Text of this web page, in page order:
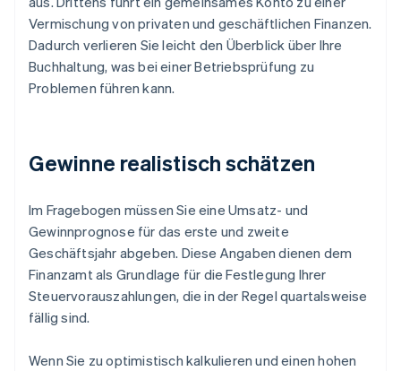
Vermischung von privaten und geschäftlichen Finanzen.
Dadurch verlieren Sie leicht den Überblick über Ihre
Buchhaltung, was bei einer Betriebsprüfung zu
Problemen führen kann.
Gewinne realistisch schätzen
Im Fragebogen müssen Sie eine Umsatz- und
Gewinnprognose für das erste und zweite
Geschäftsjahr abgeben. Diese Angaben dienen dem
Finanzamt als Grundlage für die Festlegung Ihrer
Steuervorauszahlungen, die in der Regel quartalsweise
fällig sind.
Wenn Sie zu optimistisch kalkulieren und einen hohen